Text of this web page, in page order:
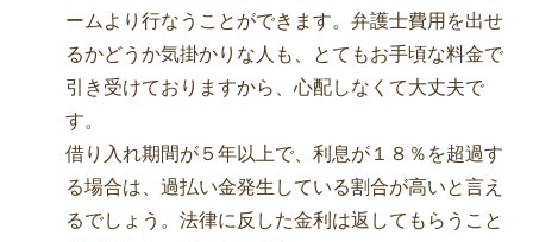
ームより行なうことができます。弁護士費用を出せ
るかどうか気掛かりな人も、とてもお手頃な料金で
引き受けておりますから、心配しなくて大丈夫で
す。
借り入れ期間が５年以上で、利息が１８％を超過す
る場合は、過払い金発生している割合が高いと言え
るでしょう。法律に反した金利は返してもらうこと